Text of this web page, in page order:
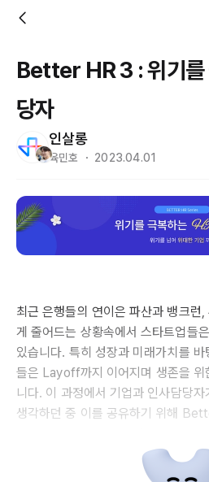
Better HR 3 : 위기를
당자
인살롱
육민호 ・ 2023.04.01
최근 은행들의 연이은 파산과 뱅크런
게 줄어드는 상황속에서 스타트업들
있습니다. 특히 성장과 미래가치를
들은 Layoff까지 이어지며 생존을 위
니다. 이 과정에서 기업과 인사담당
생각하던 중 이를 공유하기 위해